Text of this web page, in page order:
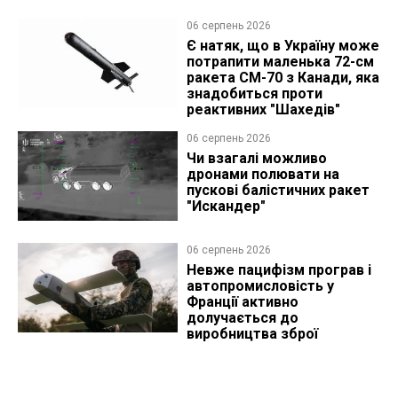
06 серпень 2026
Є натяк, що в Україну може
потрапити маленька 72-см
ракета CM-70 з Канади, яка
знадобиться проти
реактивних "Шахедів"
06 серпень 2026
Чи взагалі можливо
дронами полювати на
пускові балістичних ракет
"Искандер"
06 серпень 2026
Невже пацифізм програв і
автопромисловість у
Франції активно
долучається до
виробництва зброї